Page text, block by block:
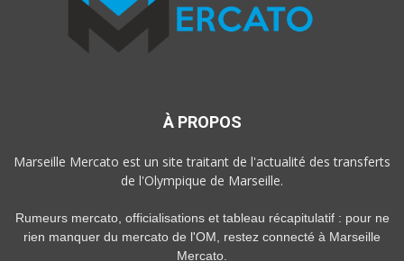
À PROPOS
Marseille Mercato est un site traitant de l'actualité des transferts
de l'Olympique de Marseille.
Rumeurs mercato, officialisations et tableau récapitulatif : pour ne
rien manquer du mercato de l'OM, restez connecté à Marseille
Mercato.